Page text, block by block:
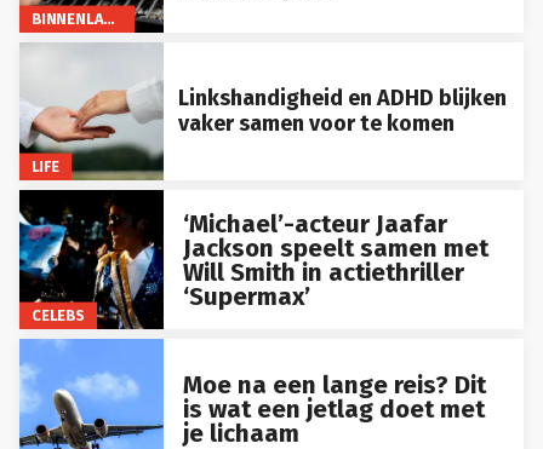
BINNENLAND
LIFE
Linkshandigheid en ADHD blijken
vaker samen voor te komen
CELEBS
‘Michael’-acteur Jaafar
Jackson speelt samen met
Will Smith in actiethriller
‘Supermax’
Moe na een lange reis? Dit
is wat een jetlag doet met
je lichaam